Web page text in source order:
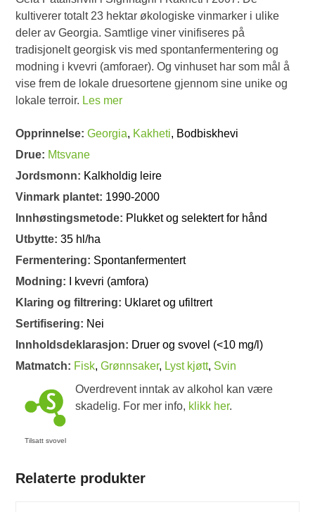
kultiverer totalt 23 hektar økologiske vinmarker i ulike
deler av Georgia. Samtlige viner vinifiseres på
tradisjonelt georgisk vis med spontanfermentering og
modning i kvevri (amforaer). Og vinhuset har som mål å
vise frem de lokale druesortene gjennom sine unike og
lokale terroir. Les mer
Opprinnelse:Georgia, Kakheti, Bodbiskhevi
Drue: Mtsvane
Jordsmonn: Kalkholdig leire
Vinmark plantet: 1990-2000
Innhøstingsmetode: Plukket og selektert for hånd
Utbytte:35 hl/ha
Fermentering: Spontanfermentert
Modning:
I kvevri (amfora)
Klaring og filtrering: Uklaret og ufiltrert
Sertifisering: Nei
Innholdsdeklarasjon: Druer og svovel (<10 mg/l)
Matmatch: Fisk,Grønnsaker, Lyst kjøtt, Svin
Tilsatt svovel
Overdrevent inntak av alkohol kan være
skadelig. For mer info, klikk her.
Relaterte produkter